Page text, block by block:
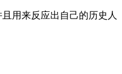
用来反应出自己的历史人